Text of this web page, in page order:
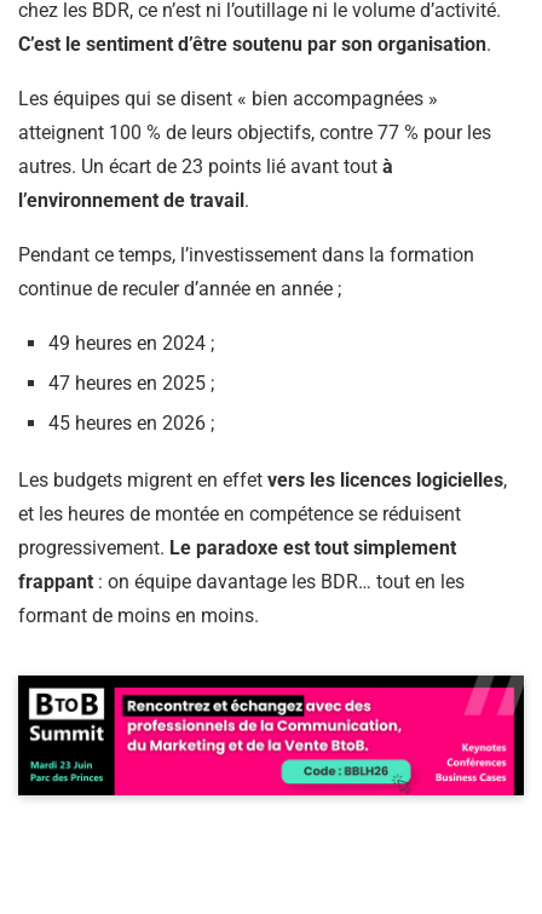
chez les BDR, ce n’est ni l’outillage ni le volume d’activité.
C’est le sentiment d’être soutenu par son organisation.
Les équipes qui se disent « bien accompagnées »
atteignent 100 % de leurs objectifs, contre 77 % pour les
autres. Un écart de 23 points lié avant tout à
l’environnement de travail .
Pendant ce temps, l’investissement dans la formation
continue de reculer d’année en année ;
49 heures en 2024 ;
47 heures en 2025 ;
45 heures en 2026 ;
Les budgets migrent en effet vers les licences logicielles,
et les heures de montée en compétence se réduisent
progressivement. Le paradoxe est tout simplement
frappant : on équipe davantage les BDR… tout en les
formant de moins en moins.